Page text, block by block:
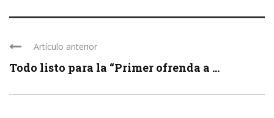
Artículo anterior
Todo listo para la “Primer ofrenda a ...